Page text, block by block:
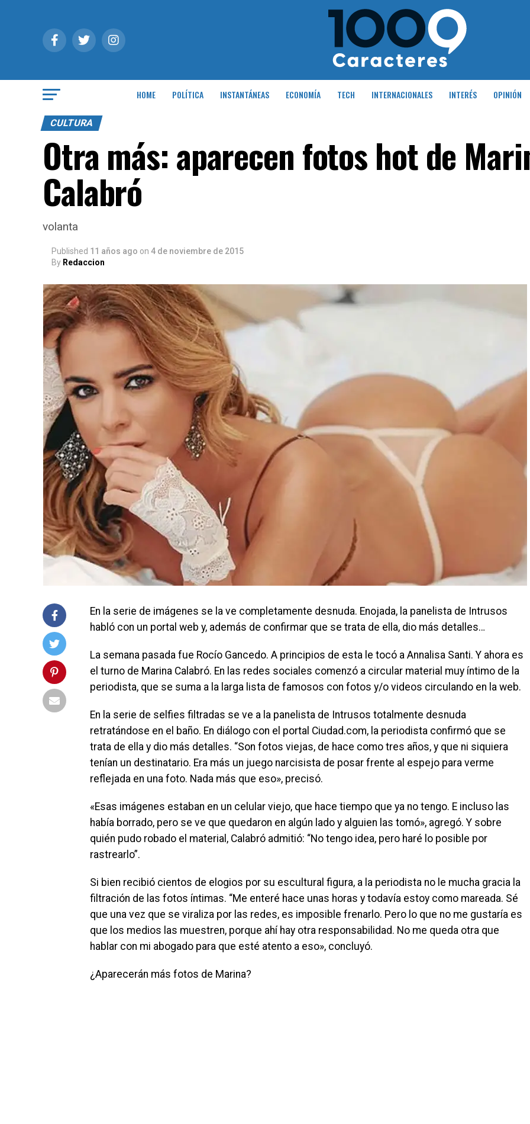
HOME POLÍTICA INSTANTÁNEAS ECONOMÍA TECH INTERNACIONALES INTERÉS OPINIÓN
CULTURA
Otra más: aparecen fotos hot de
Calabró
volanta
Published 11 años ago on 4 de noviembre de 2015
By Redaccion
En la serie de imágenes se la ve completamente desnuda. Enojada, la panelista de Intrusos
habló con un portal web y, además de confirmar que se trata de ella, dio más detalles…
La semana pasada fue Rocío Gancedo. A principios de esta le tocó a Annalisa Santi. Y ahora es
el turno de Marina Calabró. En las redes sociales comenzó a circular material muy íntimo de la
periodista, que se suma a la larga lista de famosos con fotos y/o videos circulando en la web.
En la serie de selfies filtradas se ve a la panelista de Intrusos totalmente desnuda
retratándose en el baño. En diálogo con el portal Ciudad.com, la periodista confirmó que se
trata de ella y dio más detalles. “Son fotos viejas, de hace como tres años, y que ni siquiera
tenían un destinatario. Era más un juego narcisista de posar frente al espejo para verme
reflejada en una foto. Nada más que eso», precisó.
«Esas imágenes estaban en un celular viejo, que hace tiempo que ya no tengo. E incluso las
había borrado, pero se ve que quedaron en algún lado y alguien las tomó», agregó. Y sobre
quién pudo robado el material, Calabró admitió: “No tengo idea, pero haré lo posible por
rastrearlo”.
Si bien recibió cientos de elogios por su escultural figura, a la periodista no le mucha gracia la
filtración de las fotos íntimas. “Me enteré hace unas horas y todavía estoy como mareada. Sé
que una vez que se viraliza por las redes, es imposible frenarlo. Pero lo que no me gustaría es
que los medios las muestren, porque ahí hay otra responsabilidad. No me queda otra que
hablar con mi abogado para que esté atento a eso», concluyó.
¿Aparecerán más fotos de Marina?